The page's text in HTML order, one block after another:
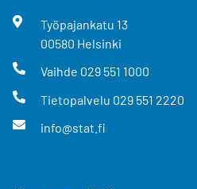
Työpajankatu 13
00580 Helsinki
Vaihde 029 551 1000
Tietopalvelu 029 551 2220
info@stat.fi